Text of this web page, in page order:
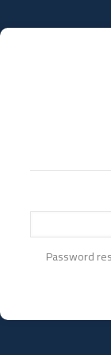
Password